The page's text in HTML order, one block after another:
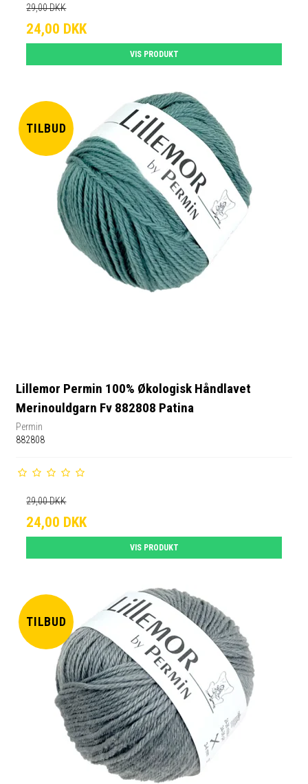
29,00 DKK
24,00 DKK
VIS PRODUKT
TILBUD
Lillemor Permin 100% Økologisk Håndlavet
Merinouldgarn Fv 882808 Patina
Permin
882808
29,00 DKK
24,00 DKK
VIS PRODUKT
TILBUD